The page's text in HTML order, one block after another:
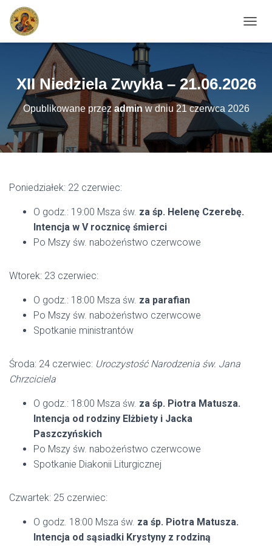
XII Niedziela Zwykła – 21.06.2026
Opublikowane przez admin w dniu 21 czerwca 2026
Poniedziałek: 22 czerwiec:
O godz.: 19:00 Msza św. za śp. Helenę Czerebę.
Intencja w V rocznicę śmierci
Po Mszy św. nabożeństwo czerwcowe
Wtorek: 23 czerwiec:
O godz.: 18:00 Msza św. za parafian
Po Mszy św. nabożeństwo czerwcowe
Spotkanie ministrantów
Środa: 24 czerwiec: Uroczystość Narodzenia św. Jana
Chrzciciela
O godz.: 18:00 Msza św. za śp. Piotra Matusza.
Intencja od rodziny Elżbiety i Jacka
Paszczyńskich
Po Mszy św. nabożeństwo czerwcowe
Spotkanie Diakonii Liturgicznej
Czwartek: 25 czerwiec:
O godz. 18:00 Msza św. za śp. Piotra Matusza.
Intencja od sąsiadki Krystyny z rodziną